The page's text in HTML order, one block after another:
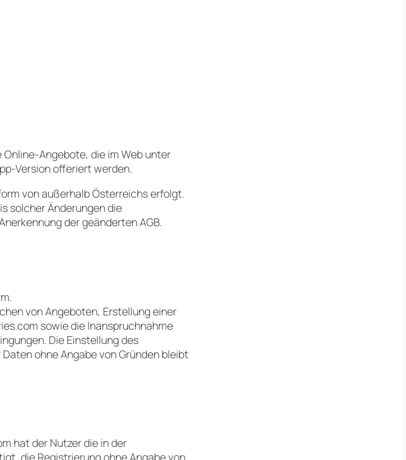
Angebote, die im Web unter
Version offeriert werden.
von außerhalb Österreichs erfolgt.
solcher Änderungen die
der geänderten AGB.
von Angeboten, Erstellung einer
sowie die Inanspruchnahme
Die Einstellung des
ohne Angabe von Gründen bleibt
hat der Nutzer die in der